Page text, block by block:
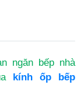
ngăn bếp nhà
kính ốp bếp